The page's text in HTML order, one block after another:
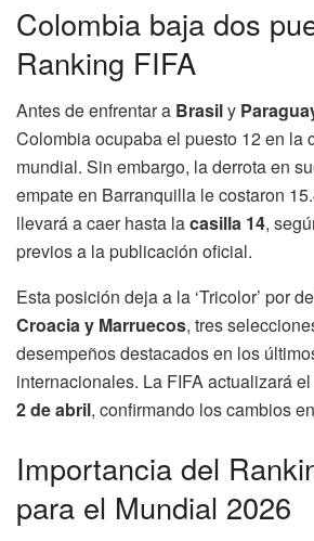
Colombia baja dos
Ranking FIFA
Antes de enfrentar a Brasily
Colombia ocupaba el puesto 12 en la
mundial. Sin embargo, la derrota en
empate en Barranquilla le costaron
llevará a caer hasta lacasilla 14,
previos a la publicación oficial.
Esta posición deja a la ‘Tricolor’ por
Croacia y Marruecos, tres
desempeños destacados en los
internacionales. La FIFA actualizará
2 de abril, confirmando los cambios
Importancia del
para el Mundial 2026